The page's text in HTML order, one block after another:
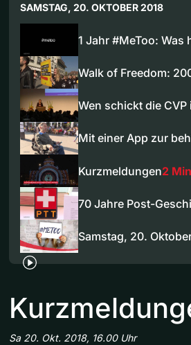
SAMSTAG, 20. OKTOBER 2018
1 Jahr #MeToo: Was
Walk of Freedom:
Wen schickt die CVP
Mit einer App zur
Kurzmeldungen2 Min
70 Jahre Post-
Samstag, 20.
Sa 20. Okt. 2018, 16.00 Uhr